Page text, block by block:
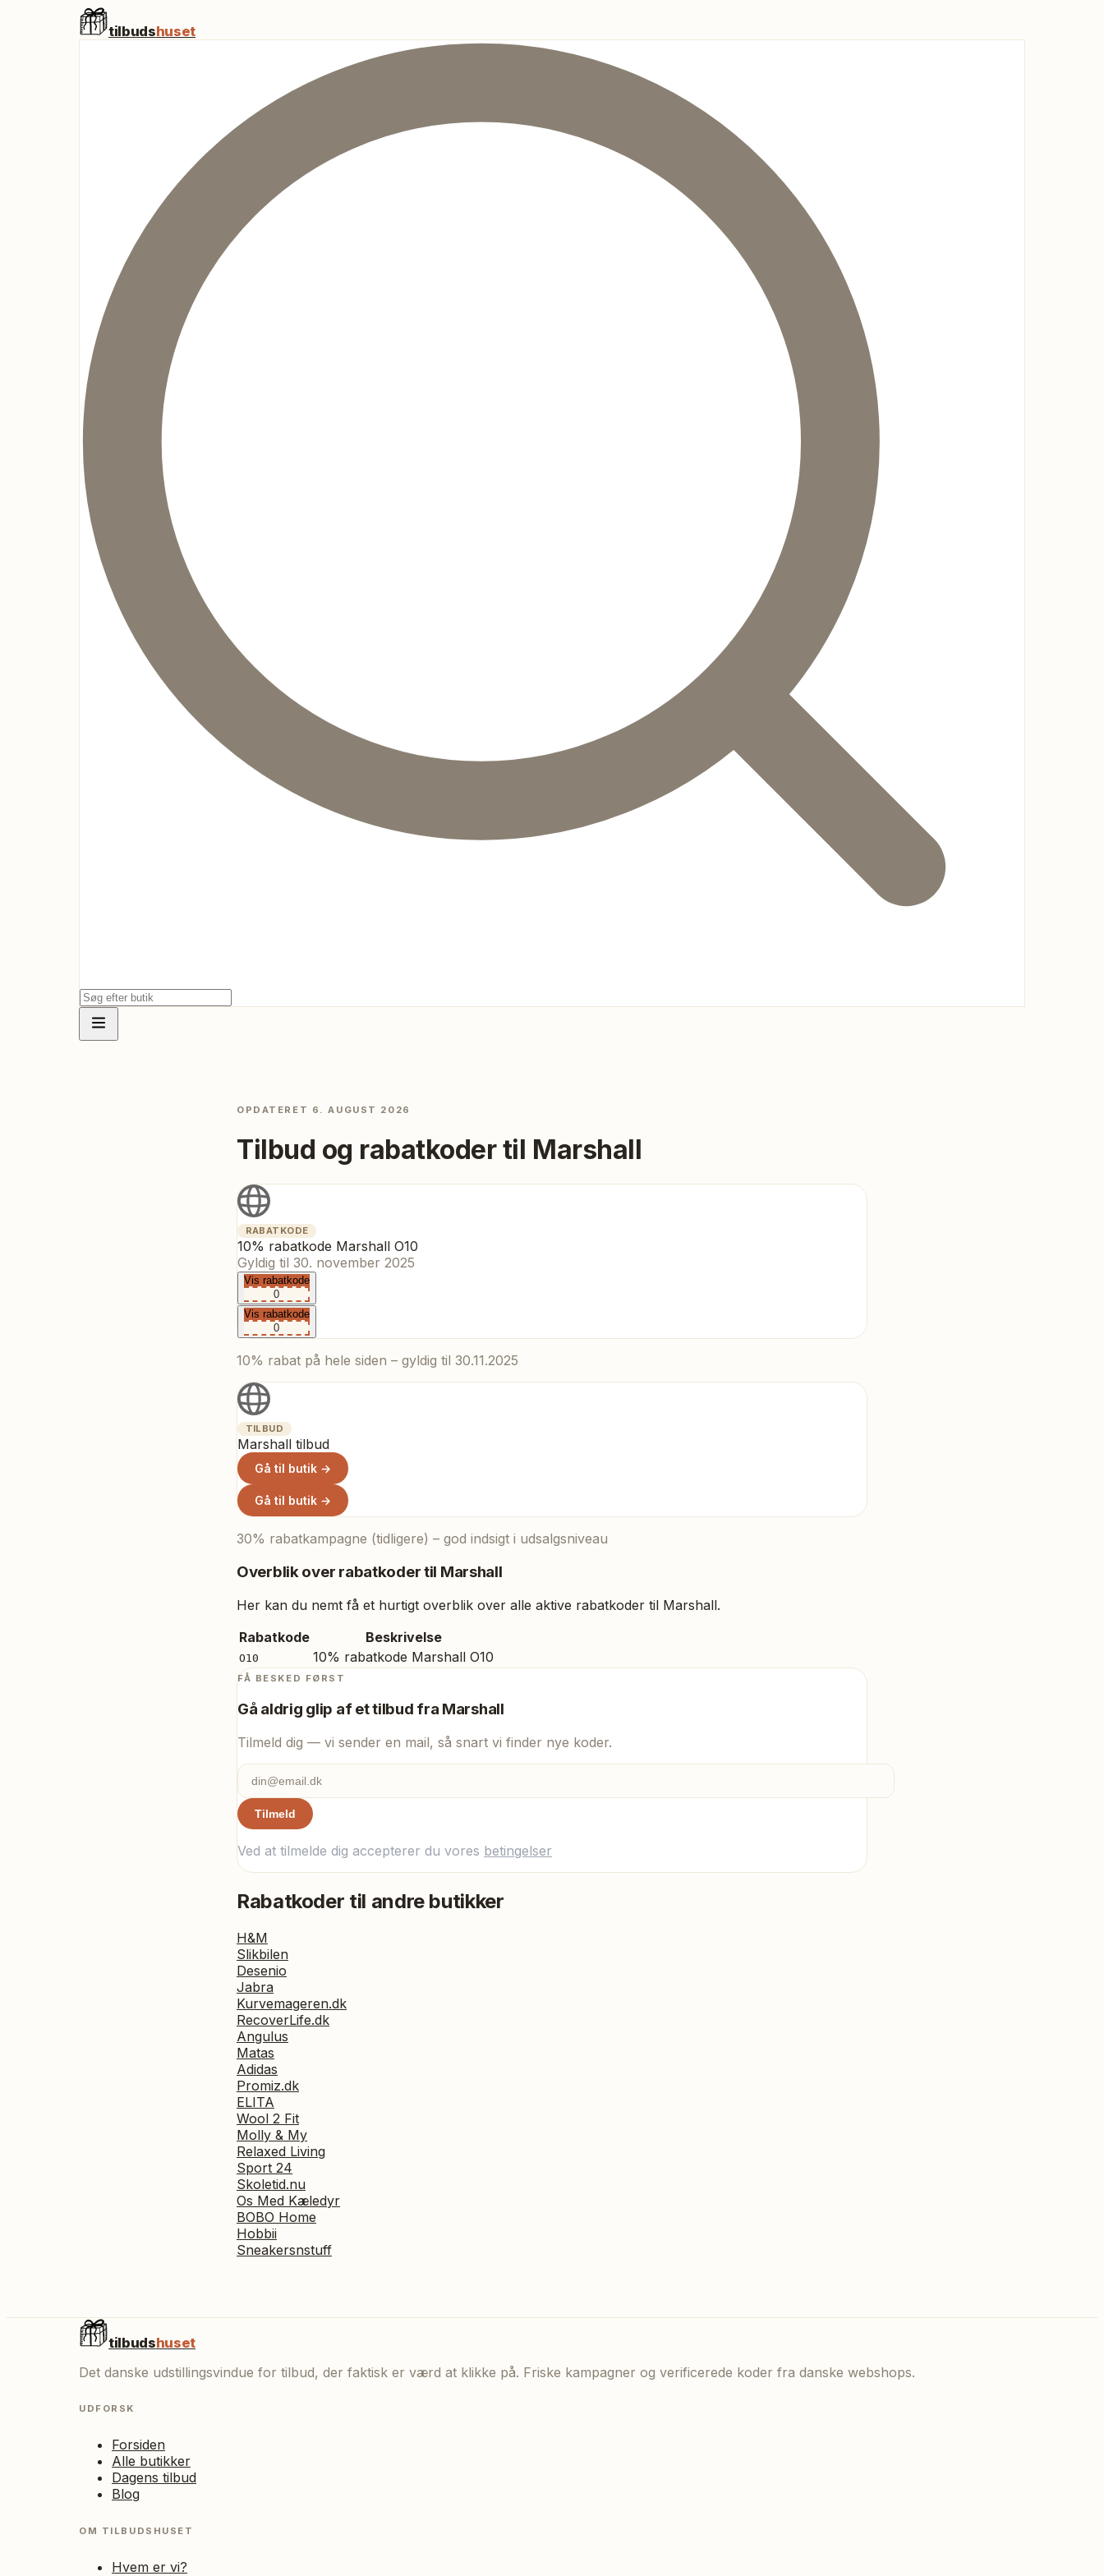
tilbudshuset
OPDATERET 6. AUGUST 2026
Tilbud og rabatkoder til Marshall
RABATKODE
10% rabatkode Marshall O10
Gyldig til 30. november 2025
Vis rabatkode
0
Vis rabatkode
0
10% rabat på hele siden – gyldig til 30.11.2025
TILBUD
Marshall tilbud
Gå til butik →
Gå til butik →
30% rabatkampagne (tidligere) – god indsigt i udsalgsniveau
Overblik over rabatkoder til Marshall
Her kan du nemt få et hurtigt overblik over alle aktive rabatkoder til Marshall.
Rabatkode
Beskrivelse
O10 10% rabatkode Marshall O10
FÅ BESKED FØRST
Gå aldrig glip af et tilbud fra Marshall
Tilmeld dig — vi sender en mail, så snart vi finder nye koder.
Tilmeld
Ved at tilmelde dig accepterer du vores betingelser
Rabatkoder til andre butikker
H&M
Slikbilen
Desenio
Jabra
Kurvemageren.dk
RecoverLife.dk
Angulus
Matas
Adidas
Promiz.dk
ELITA
Wool 2 Fit
Molly & My
Relaxed Living
Sport 24
Skoletid.nu
Os Med Kæledyr
BOBO Home
Hobbii
Sneakersnstuff
tilbudshuset
Det danske udstillingsvindue for tilbud, der faktisk er værd at klikke på. Friske kampagner og verificerede koder fra danske webshops.
UDFORSK
Forsiden
Alle butikker
Dagens tilbud
Blog
OM TILBUDSHUSET
Hvem er vi?